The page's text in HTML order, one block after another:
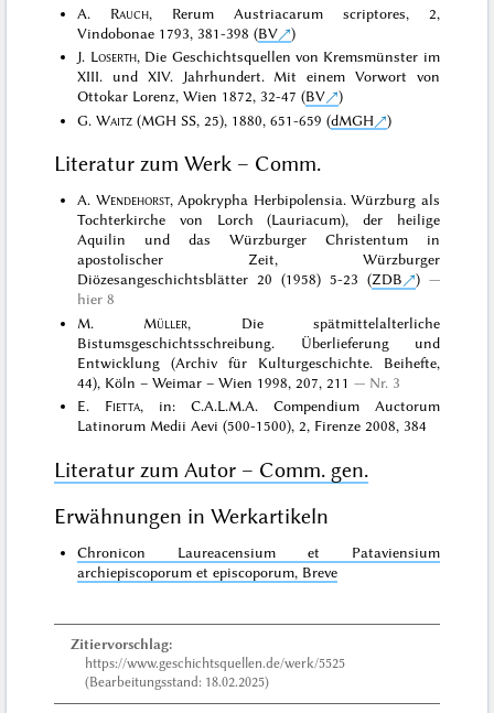
A. Rauch, Rerum Austriacarum scriptores, 2,
Vindobonae 1793, 381-398 (BV
)
J. Loserth, Die Geschichtsquellen von Kremsmünster im
XIII. und XIV. Jahrhundert. Mit einem Vorwort von
Ottokar Lorenz, Wien 1872, 32-47 (BV
)
G.Waitz (MGH SS, 25), 1880, 651-659 (dMGH )
Literatur zum Werk – Comm.
A. Wendehorst, Apokrypha Herbipolensia. Würzburg als
Tochterkirche von Lorch (Lauriacum), der heilige
Aquilin und das Würzburger Christentum in
apostolischer Zeit, Würzburger
Diözesangeschichtsblätter 20 (1958) 5-23 (ZDB
)
hier 8
M. Müller, Die spätmittelalterliche
Bistumsgeschichtsschreibung. Überlieferung und
Entwicklung (Archiv für Kulturgeschichte. Beihefte,
44), Köln – Weimar – Wien 1998, 207, 211
Nr. 3
E. Fietta, in: C.A.L.M.A. Compendium Auctorum
Latinorum Medii Aevi (500-1500), 2, Firenze 2008, 384
Literatur zum Autor – Comm. gen.
Erwähnungen in Werkartikeln
Chronicon Laureacensium et Pataviensium
archiepiscoporum et episcoporum, Breve
Zitiervorschlag:
https://www.geschichtsquellen.de/werk/5525
(Bearbeitungsstand: 18.02.2025)